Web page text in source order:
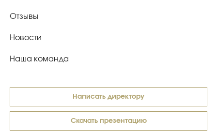
Отзывы
Новости
Наша команда
Написать директору
Скачать презентацию